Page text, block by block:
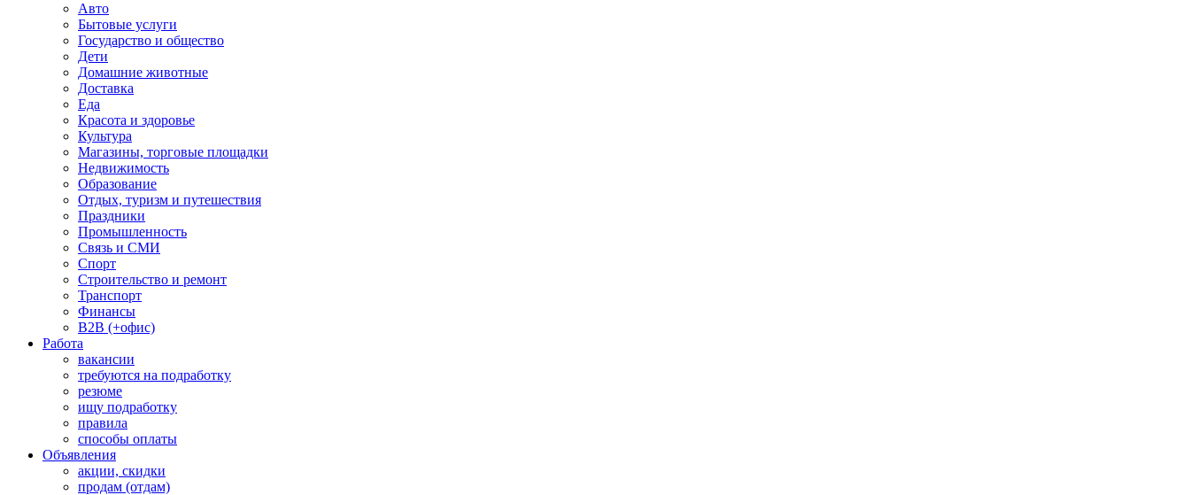
Авто
Бытовые услуги
Государство и общество
Дети
Домашние животные
Доставка
Еда
Красота и здоровье
Культура
Магазины, торговые площадки
Недвижимость
Образование
Отдых, туризм и путешествия
Праздники
Промышленность
Связь и СМИ
Спорт
Строительство и ремонт
Транспорт
Финансы
B2B (+офис)
Работа
вакансии
требуются на подработку
резюме
ищу подработку
правила
способы оплаты
Объявления
акции, скидки
продам (отдам)